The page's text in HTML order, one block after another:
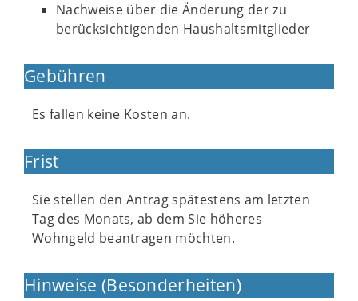
Nachweise über die Änderung der zu
berücksichtigenden Haushaltsmitglieder
Gebühren
Es fallen keine Kosten an.
Frist
Sie stellen den Antrag spätestens am letzten
Tag des Monats, ab dem Sie höheres
Wohngeld beantragen möchten.
Hinweise (Besonderheiten)